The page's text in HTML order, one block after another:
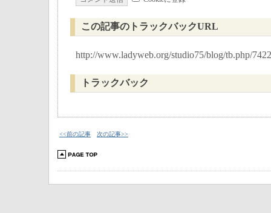
この記事のトラックバックURL
http://www.ladyweb.org/studio75/blog/tb.php/7422
トラックバック
<<前の記事 次の記事>>